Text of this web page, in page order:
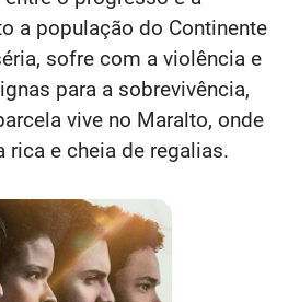
a população do Continente
sofre com a violência e
para a sobrevivência,
vive no Maralto, onde
rica e cheia de regalias.